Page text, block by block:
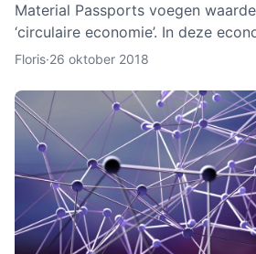
Material Passports voegen
‘circulaire economie’. In deze
voor het hergebruik van
Floris·26 oktober 2018